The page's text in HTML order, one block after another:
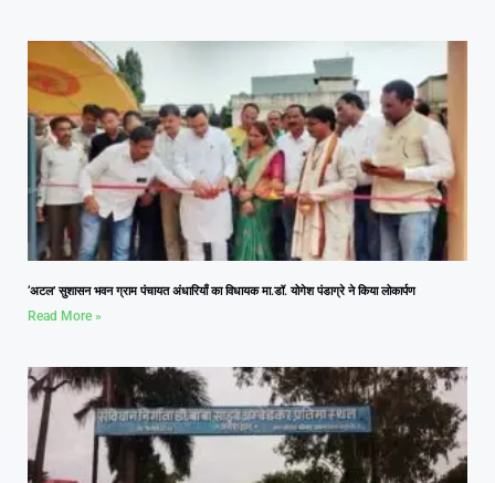
‘अटल’ सुशासन भवन ग्राम पंचायत अंधारियाँ का विधायक मा.डॉ. योगेश पंडाग्रे ने किया लोकार्पण
Read More »